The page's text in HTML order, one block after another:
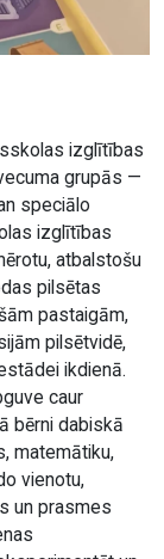
izglītības
grupās —
speciālo
izglītības
atbalstošu
pilsētas
pastaigām,
pilsētvidē,
ikdienā.
caur
bērni dabiskā
matemātiku,
vienotu,
un prasmes